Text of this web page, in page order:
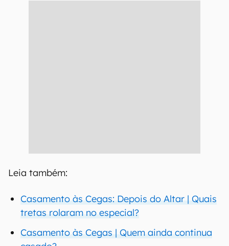
Leia também:
Casamento às Cegas: Depois do Altar | Quais
tretas rolaram no especial?
Casamento às Cegas | Quem ainda continua